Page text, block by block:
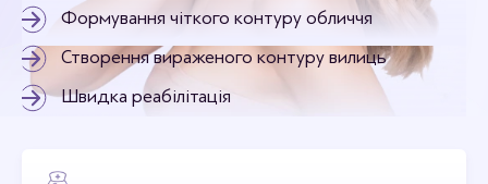
Формування чіткого контуру обличчя
Створення вираженого контуру вилиць
Швидка реабілітація